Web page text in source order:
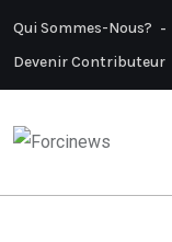
Qui Sommes-Nous?
Devenir Contributeur